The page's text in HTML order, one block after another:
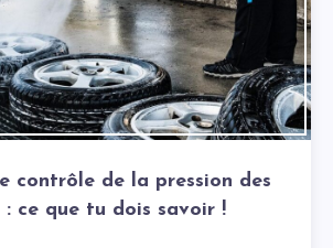
contrôle de la pression des
: ce que tu dois savoir !